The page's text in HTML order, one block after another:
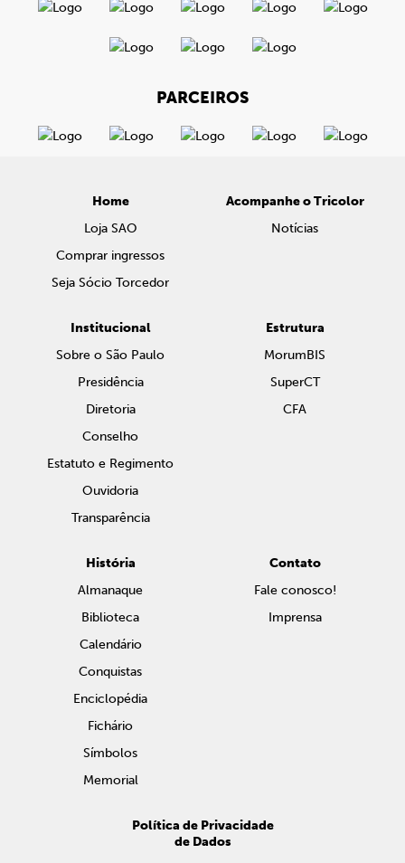
PARCEIROS
Home
Loja SAO
Comprar ingressos
Seja Sócio Torcedor
Acompanhe o Tricolor
Notícias
Institucional
Sobre o São Paulo
Presidência
Diretoria
Conselho
Estatuto e Regimento
Ouvidoria
Transparência
Estrutura
MorumBIS
SuperCT
CFA
História
Almanaque
Biblioteca
Calendário
Conquistas
Enciclopédia
Fichário
Símbolos
Memorial
Contato
Fale conosco!
Imprensa
Política de Privacidade
de Dados